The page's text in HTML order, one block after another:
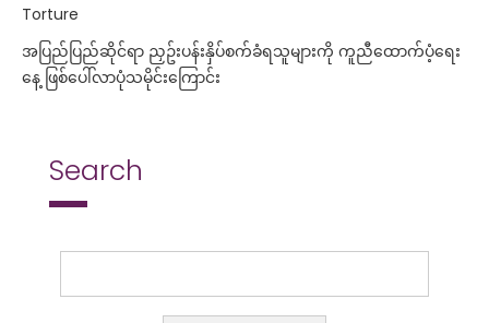
Torture
အပြည်ပြည်ဆိုင်ရာ‌ ညှဥ်းပန်းနှိပ်စက်ခံရသူများကို ကူညီထောက်ပံ့ရေး
နေ့ ဖြစ်ပေါ်လာပုံသမိုင်းကြောင်း
Search